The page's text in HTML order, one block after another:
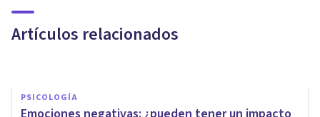
Artículos relacionados
afectan
PSICOLOGÍA